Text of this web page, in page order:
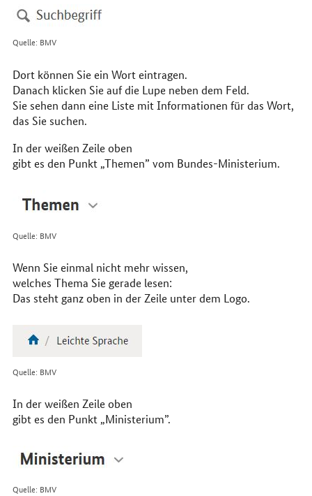
Quelle: BMV
Dort können Sie ein Wort eintragen.
Danach klicken Sie auf die Lupe neben dem Feld.
Sie sehen dann eine Liste mit Informationen für das Wort,
das Sie suchen.
In der weißen Zeile oben
gibt es den Punkt „Themen” vom Bundes-Ministerium.
Quelle: BMV
Wenn Sie einmal nicht mehr wissen,
welches Thema Sie gerade lesen:
Das steht ganz oben in der Zeile unter dem Logo.
Quelle: BMV
In der weißen Zeile oben
gibt es den Punkt „Ministerium”.
Quelle: BMV